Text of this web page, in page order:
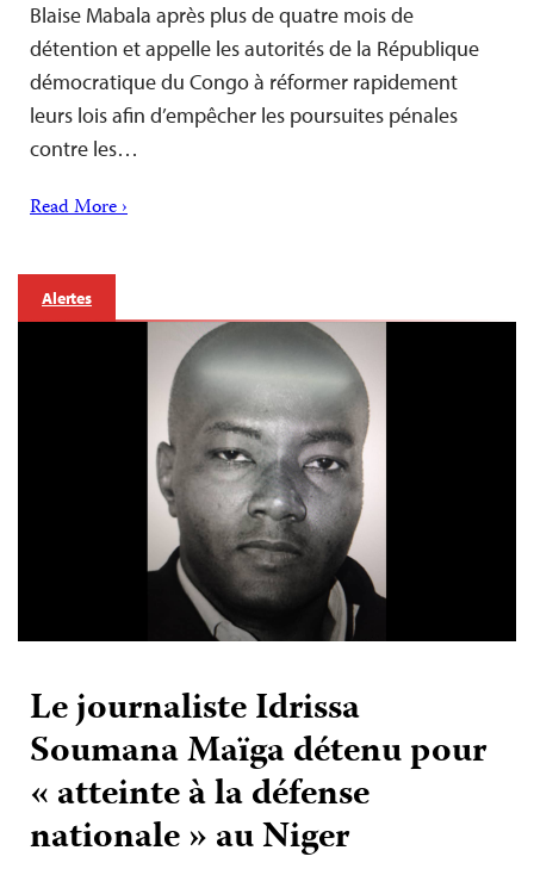
Blaise Mabala après plus de quatre mois de
détention et appelle les autorités de la République
démocratique du Congo à réformer rapidement
leurs lois afin d’empêcher les poursuites pénales
contre les…
Read More ›
Alertes
Le journaliste Idrissa
Soumana Maïga détenu pour
« atteinte à la défense
nationale » au Niger